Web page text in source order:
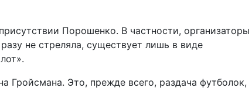
Порошенко. В частности, организаторы
не стреляла, существует лишь в виде
Гройсмана. Это, прежде всего, раздача футболок,